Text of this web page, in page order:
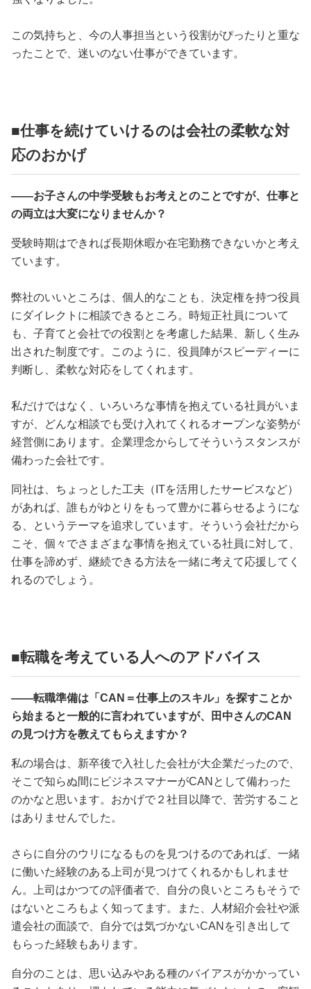
この気持ちと、今の人事担当という役割がぴったりと重な
ったことで、迷いのない仕事ができています。
■仕事を続けていけるのは会社の柔軟な対
応のおかげ
――お子さんの中学受験もお考えとのことですが、仕事と
の両立は大変になりませんか？
受験時期はできれば長期休暇か在宅勤務できないかと考え
ています。
弊社のいいところは、個人的なことも、決定権を持つ役員
にダイレクトに相談できるところ。時短正社員について
も、子育てと会社での役割とを考慮した結果、新しく生み
出された制度です。このように、役員陣がスピーディーに
判断し、柔軟な対応をしてくれます。
私だけではなく、いろいろな事情を抱えている社員がいま
すが、どんな相談でも受け入れてくれるオープンな姿勢が
経営側にあります。企業理念からしてそういうスタンスが
備わった会社です。
同社は、ちょっとした工夫（ITを活用したサービスなど）
があれば、誰もがゆとりをもって豊かに暮らせるようにな
る、というテーマを追求しています。そういう会社だから
こそ、個々でさまざまな事情を抱えている社員に対して、
仕事を諦めず、継続できる方法を一緒に考えて応援してく
れるのでしょう。
■転職を考えている人へのアドバイス
――転職準備は「CAN＝仕事上のスキル」を探すことか
ら始まると一般的に言われていますが、田中さんのCAN
の見つけ方を教えてもらえますか？
私の場合は、新卒後で入社した会社が大企業だったので、
そこで知らぬ間にビジネスマナーがCANとして備わった
のかなと思います。おかげで２社目以降で、苦労すること
はありませんでした。
さらに自分のウリになるものを見つけるのであれば、一緒
に働いた経験のある上司が見つけてくれるかもしれませ
ん。上司はかつての評価者で、自分の良いところもそうで
はないところもよく知ってます。また、人材紹介会社や派
遣会社の面談で、自分では気づかないCANを引き出して
もらった経験もあります。
自分のことは、思い込みやある種のバイアスがかかってい